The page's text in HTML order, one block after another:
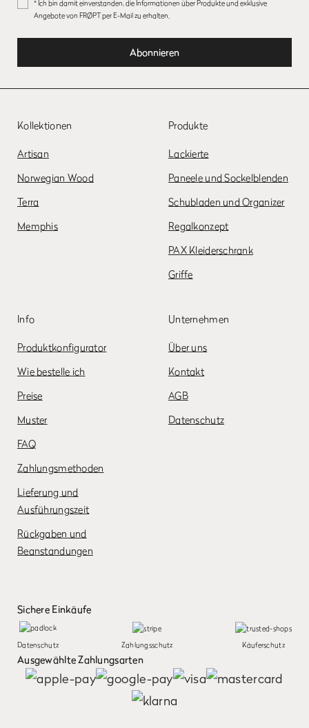
* Ich bin damit einverstanden, die Informationen über Produkte und exklusive
Angebote von FRØPT per E-Mail zu erhalten.
Kollektionen
Artisan
Norwegian Wood
Terra
Memphis
Produkte
Lackierte
Paneele und Sockelblenden
Schubladen und Organizer
Regalkonzept
PAX Kleiderschrank
Griffe
Info
Produktkonfigurator
Wie bestelle ich
Preise
Muster
FAQ
Zahlungsmethoden
Lieferung und
Ausführungszeit
Rückgaben und
Beanstandungen
Unternehmen
Über uns
Kontakt
AGB
Datenschutz
Sichere Einkäufe
Datenschutz Zahlungsschutz Käuferschutz
Ausgewählte Zahlungsarten